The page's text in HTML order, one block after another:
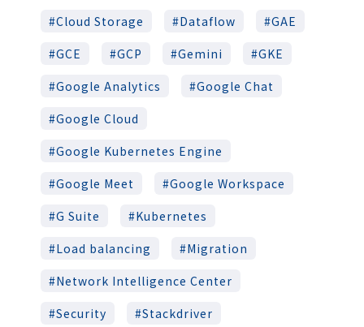
Cloud Storage
Dataflow
GAE
GCE
GCP Gemini
GKE
Google Analytics
Google Chat
Google Cloud
Google Kubernetes Engine
Google Meet
Google Workspace
G Suite
Kubernetes
Load balancing
Migration
Network Intelligence Center
Security
Stackdriver